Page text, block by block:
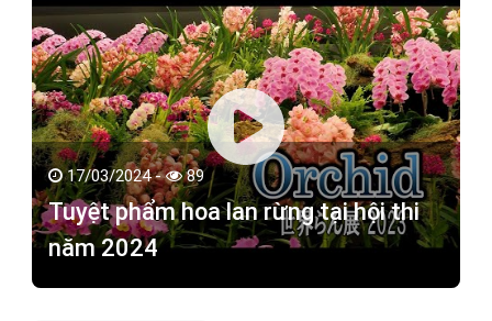
17/03/2024 - 89
Tuyệt phẩm hoa lan rừng tại hội thi
năm 2024